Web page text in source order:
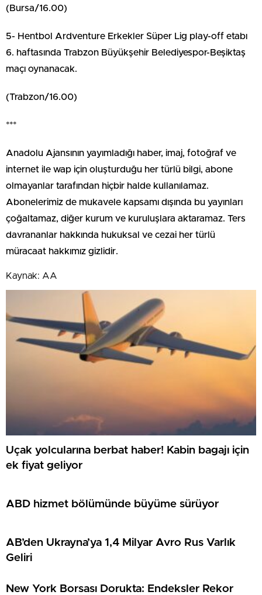
(Bursa/16.00)
5- Hentbol Ardventure Erkekler Süper Lig play-off etabı
6. haftasında Trabzon Büyükşehir Belediyespor-Beşiktaş
maçı oynanacak.
(Trabzon/16.00)
***
Anadolu Ajansının yayımladığı haber, imaj, fotoğraf ve
internet ile wap için oluşturduğu her türlü bilgi, abone
olmayanlar tarafından hiçbir halde kullanılamaz.
Abonelerimiz de mukavele kapsamı dışında bu yayınları
çoğaltamaz, diğer kurum ve kuruluşlara aktaramaz. Ters
davrananlar hakkında hukuksal ve cezai her türlü
müracaat hakkımız gizlidir.
Kaynak: AA
Uçak yolcularına berbat haber! Kabin bagajı için
ek fiyat geliyor
ABD hizmet bölümünde büyüme sürüyor
AB’den Ukrayna’ya 1,4 Milyar Avro Rus Varlık
Geliri
New York Borsası Dorukta: Endeksler Rekor